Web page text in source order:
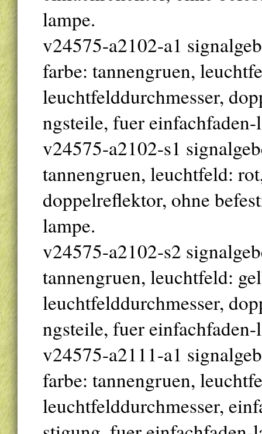
lampe.
v24575-a2102-a1
farbe: tannengruen,
leuchtfelddurchmesser,
ngsteile, fuer einfachfaden-
v24575-a2102-s1
tannengruen, leuchtfeld:
doppelreflektor, ohne
lampe.
v24575-a2102-s2
tannengruen, leuchtfeld:
leuchtfelddurchmesser,
ngsteile, fuer einfachfaden-
v24575-a2111-a1
farbe: tannengruen,
leuchtfelddurchmesser,